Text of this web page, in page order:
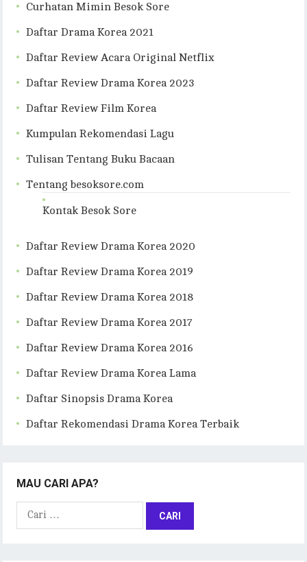
Curhatan Mimin Besok Sore
Daftar Drama Korea 2021
Daftar Review Acara Original Netflix
Daftar Review Drama Korea 2023
Daftar Review Film Korea
Kumpulan Rekomendasi Lagu
Tulisan Tentang Buku Bacaan
Tentang besoksore.com
Kontak Besok Sore
Daftar Review Drama Korea 2020
Daftar Review Drama Korea 2019
Daftar Review Drama Korea 2018
Daftar Review Drama Korea 2017
Daftar Review Drama Korea 2016
Daftar Review Drama Korea Lama
Daftar Sinopsis Drama Korea
Daftar Rekomendasi Drama Korea Terbaik
MAU CARI APA?
Cari